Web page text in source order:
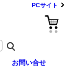
PCサイト
お問い合せ